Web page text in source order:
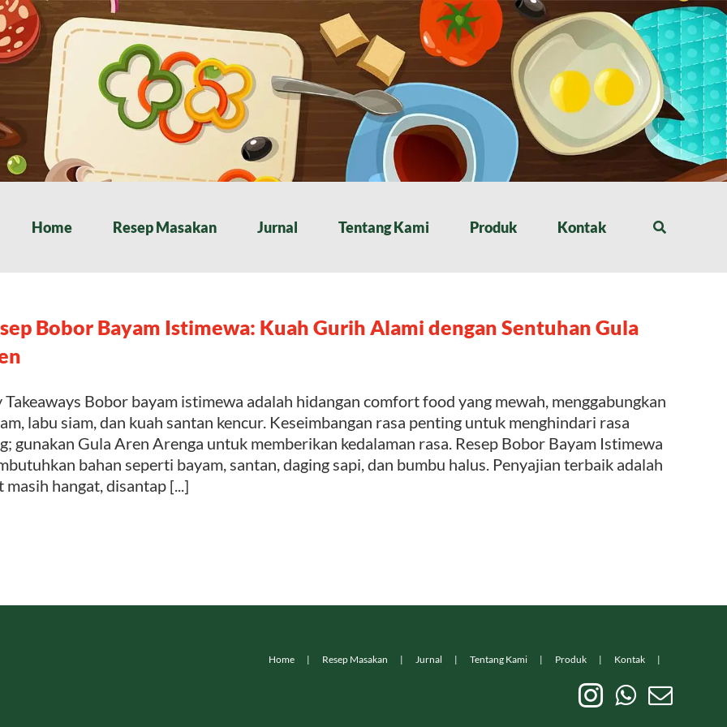
Home Resep Masakan Jurnal Tentang Kami Produk Kontak
Bobor Bayam Istimewa: Kuah Gurih Alami dengan Sentuhan Gula
Takeaways Bobor bayam istimewa adalah hidangan comfort food yang mewah, menggabungkan
labu siam, dan kuah santan kencur. Keseimbangan rasa penting untuk menghindari rasa
gunakan Gula Aren Arenga untuk memberikan kedalaman rasa. Resep Bobor Bayam Istimewa
bahan seperti bayam, santan, daging sapi, dan bumbu halus. Penyajian terbaik adalah
masih hangat, disantap [...]
Home Resep Masakan Jurnal Tentang Kami Produk Kontak